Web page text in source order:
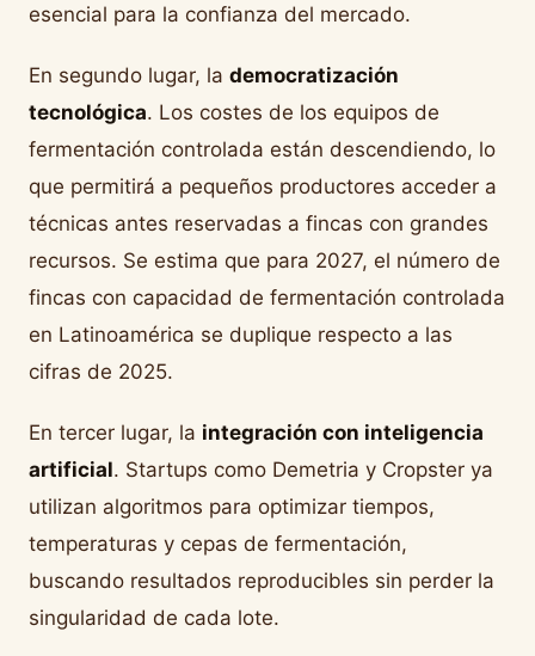
esencial para la confianza del mercado.
En segundo lugar, la democratización
tecnológica. Los costes de los equipos de
fermentación controlada están descendiendo, lo
que permitirá a pequeños productores acceder a
técnicas antes reservadas a fincas con grandes
recursos. Se estima que para 2027, el número de
fincas con capacidad de fermentación controlada
en Latinoamérica se duplique respecto a las
cifras de 2025.
En tercer lugar, la integración con inteligencia
artificial. Startups como Demetria y Cropster ya
utilizan algoritmos para optimizar tiempos,
temperaturas y cepas de fermentación,
buscando resultados reproducibles sin perder la
singularidad de cada lote.